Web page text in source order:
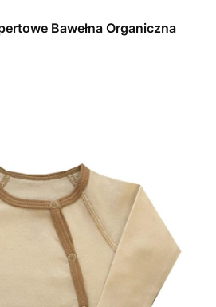
Bawełna Organiczna